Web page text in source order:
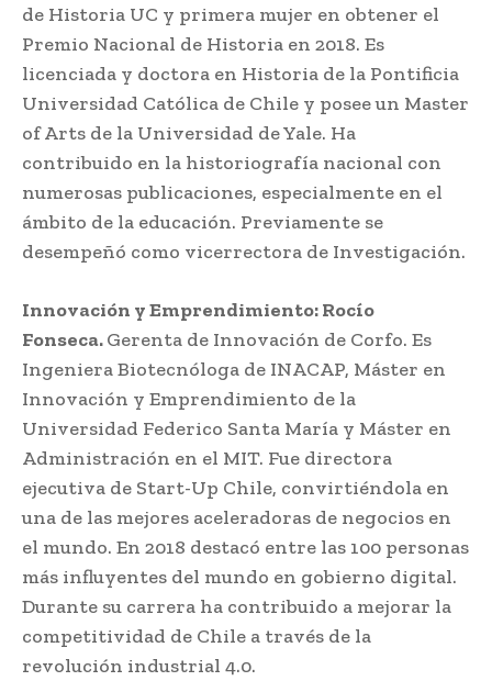
de Historia UC y primera mujer en obtener el
Premio Nacional de Historia en 2018. Es
licenciada y doctora en Historia de la Pontificia
Universidad Católica de Chile y posee un Master
of Arts de la Universidad de Yale. Ha
contribuido en la historiografía nacional con
numerosas publicaciones, especialmente en el
ámbito de la educación. Previamente se
desempeñó como vicerrectora de Investigación.
Innovación y Emprendimiento: Rocío
Fonseca.Gerenta de Innovación de Corfo. Es
Ingeniera Biotecnóloga de INACAP, Máster en
Innovación y Emprendimiento de la
Universidad Federico Santa María y Máster en
Administración en el MIT. Fue directora
ejecutiva de Start-Up Chile, convirtiéndola en
una de las mejores aceleradoras de negocios en
el mundo. En 2018 destacó entre las 100 personas
más influyentes del mundo en gobierno digital.
Durante su carrera ha contribuido a mejorar la
competitividad de Chile a través de la
revolución industrial 4.0.